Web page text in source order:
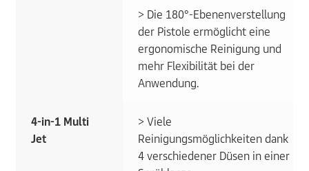
> Die 180°-Ebenenverstellung
der Pistole ermöglicht eine
ergonomische Reinigung und
mehr Flexibilität bei der
Anwendung.
4-in-1 Multi
Jet
> Viele
Reinigungsmöglichkeiten dank
4 verschiedener Düsen in einer